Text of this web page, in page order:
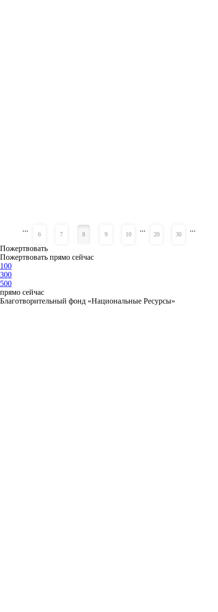
...
6 7 8 9 10
...
20 30
...
Пожертвовать
Пожертвовать прямо сейчас
100
300
500
прямо сейчас
Благотворительный фонд «Национальные Ресурсы»